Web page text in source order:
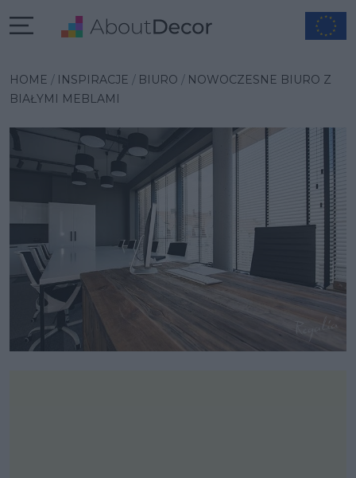
HOME INSPIRACJE BIURO
NOWOCZESNE BIURO Z
BIAŁYMI MEBLAMI